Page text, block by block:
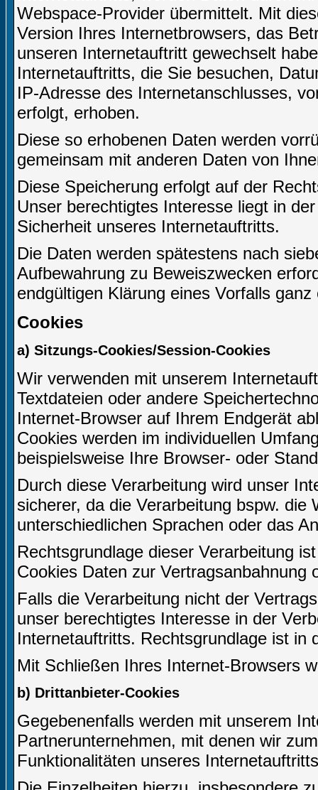
Webspace-Provider übermittelt. Mit
Version Ihres Internetbrowsers, das
unseren Internetauftritt gewechselt
Internetauftritts, die Sie besuchen,
IP-Adresse des Internetanschlusses,
erfolgt, erhoben.
Diese so erhobenen Daten werden
gemeinsam mit anderen Daten von
Diese Speicherung erfolgt auf der
Unser berechtigtes Interesse liegt in
Sicherheit unseres Internetauftritts.
Die Daten werden spätestens nach
Aufbewahrung zu Beweiszwecken
endgültigen Klärung eines Vorfalls
Cookies
a) Sitzungs-Cookies/Session-Cookies
Wir verwenden mit unserem
Textdateien oder andere
Internet-Browser auf Ihrem Endgerät
Cookies werden im individuellen
beispielsweise Ihre Browser- oder
Durch diese Verarbeitung wird unser
sicherer, da die Verarbeitung bspw.
unterschiedlichen Sprachen oder das
Rechtsgrundlage dieser Verarbeitung
Cookies Daten zur Vertragsanbahnung
Falls die Verarbeitung nicht der
unser berechtigtes Interesse in der
Internetauftritts. Rechtsgrundlage ist in
Mit Schließen Ihres Internet-Browsers
b) Drittanbieter-Cookies
Gegebenenfalls werden mit unserem
Partnerunternehmen, mit denen wir
Funktionalitäten unseres